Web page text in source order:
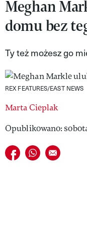
VIVA!ART
VIVA!MAN
VIVA!PEOPLE POWER
VIVA!ITAKA
MAGAZYN VIVA!
Meghan
domu bez
Ty też możesz go
REX FEATURES/EAST NEWS
Marta Cieplak
Opublikowano:
Udostępnij na
Udostępnij na
E-mail do